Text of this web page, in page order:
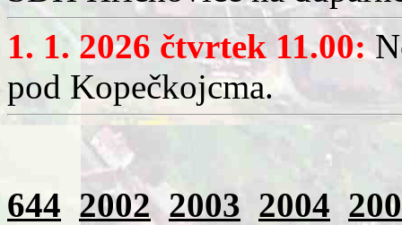
1. 1. 2026 čtvrtek 11.00:
pod Kopečkojcma.
644 2002 2003 2004